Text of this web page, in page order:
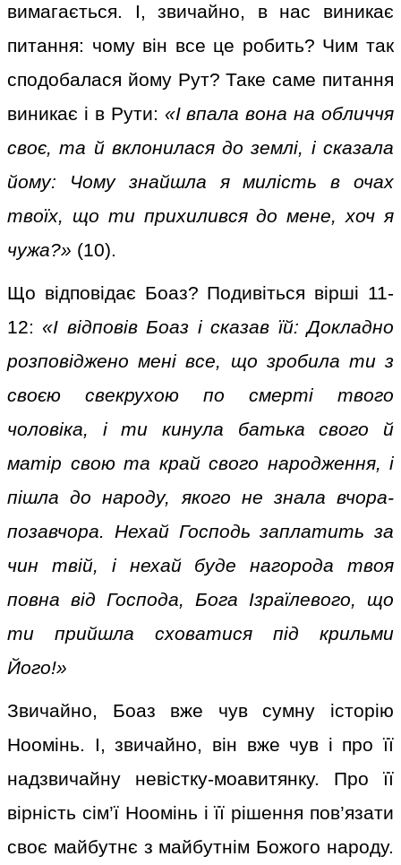
вимагається. І, звичайно, в нас виникає
питання: чому він все це робить? Чим так
сподобалася йому Рут? Таке саме питання
виникає і в Рути: «І впала вона на обличчя
своє, та й вклонилася до землі, і сказала
йому: Чому знайшла я милість в очах
твоїх, що ти прихилився до мене, хоч я
чужа?» (10).
Що відповідає Боаз? Подивіться вірші 11-
12:«І відповів Боаз і сказав їй: Докладно
розповіджено мені все, що зробила ти з
своєю свекрухою по смерті твого
чоловіка, і ти кинула батька свого й
матір свою та край свого народження, і
пішла до народу, якого не знала вчора-
позавчора. Нехай Господь заплатить за
чин твій, і нехай буде нагорода твоя
повна від Господа, Бога Ізраїлевого, що
ти прийшла сховатися під крильми
Його!»
Звичайно, Боаз вже чув сумну історію
Ноомінь. І, звичайно, він вже чув і про її
надзвичайну невістку-моавитянку. Про її
вірність сім’ї Ноомінь і її рішення пов’язати
своє майбутнє з майбутнім Божого народу.